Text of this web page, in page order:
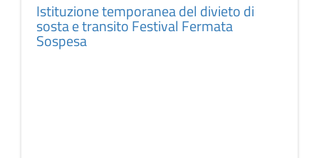
Istituzione temporanea del divieto di
sosta e transito Festival Fermata
Sospesa